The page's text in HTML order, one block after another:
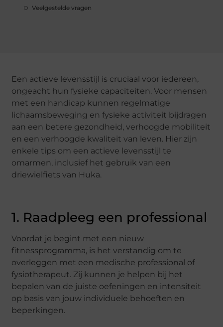
Veelgestelde vragen
Een actieve levensstijl is cruciaal voor iedereen,
ongeacht hun fysieke capaciteiten. Voor mensen
met een handicap kunnen regelmatige
lichaamsbeweging en fysieke activiteit bijdragen
aan een betere gezondheid, verhoogde mobiliteit
en een verhoogde kwaliteit van leven. Hier zijn
enkele tips om een actieve levensstijl te
omarmen, inclusief het gebruik van een
driewielfiets van Huka.
1. Raadpleeg een professional
Voordat je begint met een nieuw
fitnessprogramma, is het verstandig om te
overleggen met een medische professional of
fysiotherapeut. Zij kunnen je helpen bij het
bepalen van de juiste oefeningen en intensiteit
op basis van jouw individuele behoeften en
beperkingen.